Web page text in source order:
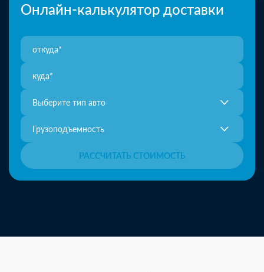
Онлайн-калькулятор доставки
Выберите тип авто
Грузоподъемность
РАССЧИТАТЬ СТОИМОСТЬ